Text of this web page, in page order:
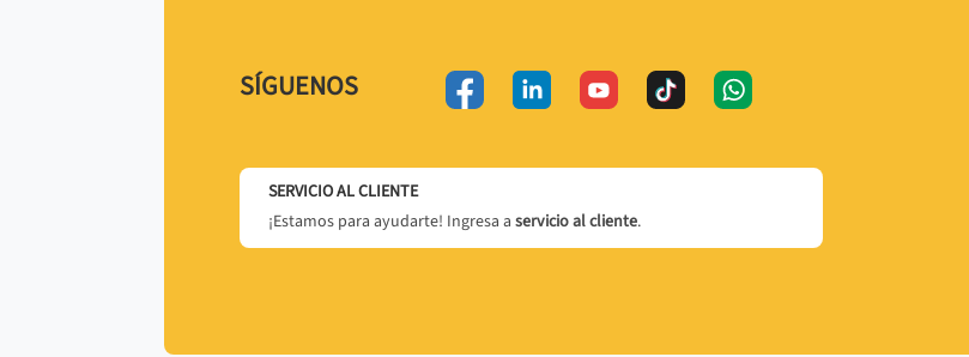
SÍGUENOS
SERVICIO AL CLIENTE
¡Estamos para ayudarte! Ingresa a servicio al cliente.